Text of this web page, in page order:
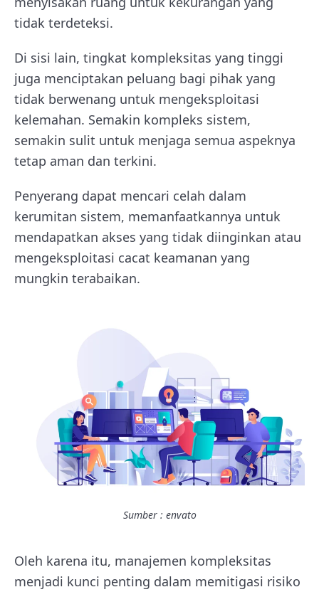
tidak terdeteksi.
Di sisi lain, tingkat kompleksitas yang tinggi
juga menciptakan peluang bagi pihak yang
tidak berwenang untuk mengeksploitasi
kelemahan. Semakin kompleks sistem,
semakin sulit untuk menjaga semua aspeknya
tetap aman dan terkini.
Penyerang dapat mencari celah dalam
kerumitan sistem, memanfaatkannya untuk
mendapatkan akses yang tidak diinginkan atau
mengeksploitasi cacat keamanan yang
mungkin terabaikan.
Sumber : envato
Oleh karena itu, manajemen kompleksitas
menjadi kunci penting dalam memitigasi risiko